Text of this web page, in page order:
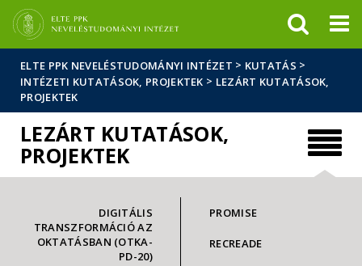
sajtóban
ELTE PPK NEVELÉSTUDOMÁNYI INTÉZET > KUTATÁS >
INTÉZETI KUTATÁSOK, PROJEKTEK > LEZÁRT KUTATÁSOK,
PROJEKTEK
LEZÁRT KUTATÁSOK,
PROJEKTEK
DIGITÁLIS
TRANSZFORMÁCIÓ AZ
OKTATÁSBAN (OTKA-
PD-20)
PROMISE
RECREADE